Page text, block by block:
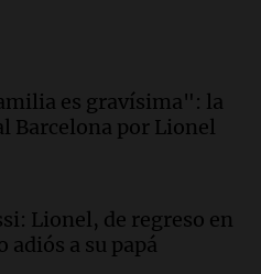
Mendoza: un muerto
caer dos autos desde
esta noche a
a su familia
es gravísima": la
Barcelona por Lionel
Lionel, de regreso en
a su papá